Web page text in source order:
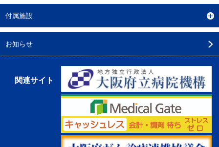
付属施設
お知らせ
関連サイト